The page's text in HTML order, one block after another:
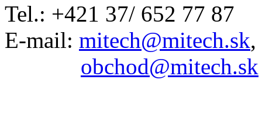
Tel.: +421 37/ 652 77 87
E-mail: mitech@mitech.sk,
obchod@mitech.sk